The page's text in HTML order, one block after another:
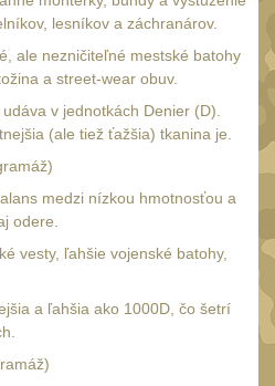
5
lesníkov a záchranárov.
ale nezničiteľné mestské batohy
a street-wear obuv.
v jednotkách Denier (D).
(ale tiež ťažšia) tkanina je.
medzi nízkou hmotnosťou a
odere.
vesty, ľahšie vojenské batohy,
a ľahšia ako 1000D, čo šetrí